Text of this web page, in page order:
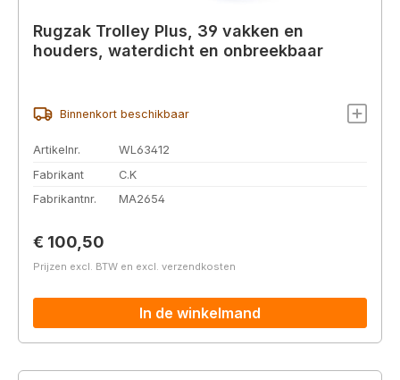
Rugzak Trolley Plus, 39 vakken en
houders, waterdicht en onbreekbaar
Binnenkort beschikbaar
Artikelnr.
WL63412
Fabrikant
C.K
Fabrikantnr.
MA2654
Normale prijs:
€ 100,50
Prijzen excl. BTW en excl. verzendkosten
In de winkelmand